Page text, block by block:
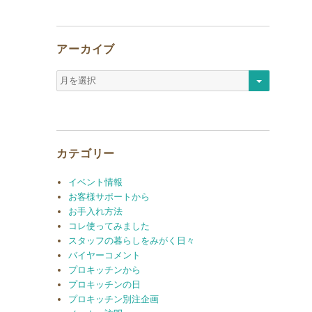
アーカイブ
ア
ー
カテゴリー
イベント情報
お客様サポートから
お手入れ方法
コレ使ってみました
スタッフの暮らしをみがく日々
バイヤーコメント
プロキッチンから
プロキッチンの日
プロキッチン別注企画